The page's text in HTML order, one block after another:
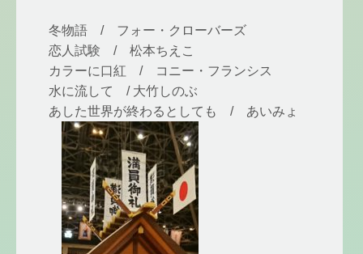
冬物語 / フォー・クローバーズ
恋人試験 / 松本ちえこ
カラーに口紅 / コニー・フランシス
水に流して / 大竹しのぶ
あした世界が終わるとしても / あいみょ